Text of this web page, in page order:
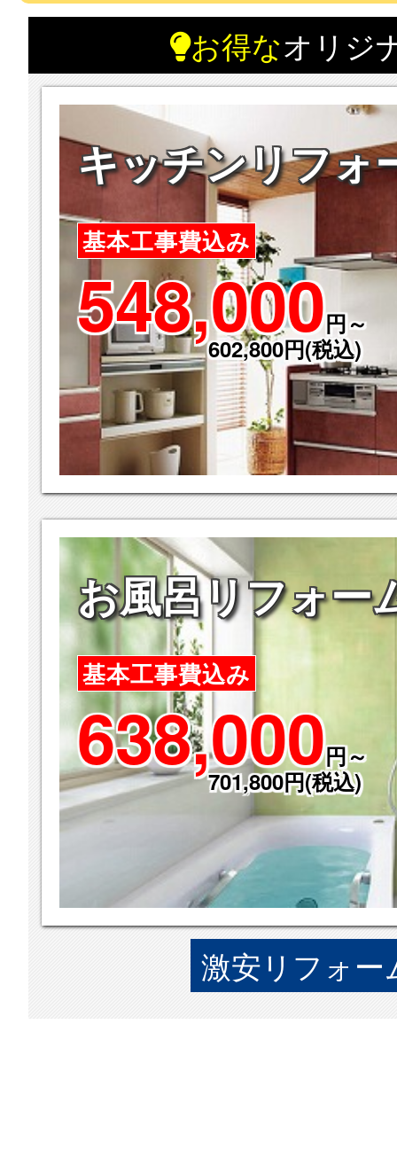
お得なオリジ
キッチンリフォ
基本工事費込み
548,000円～
602,800円(税込)
お風呂リフォー
基本工事費込み
638,000円～
701,800円(税込)
激安リフォー